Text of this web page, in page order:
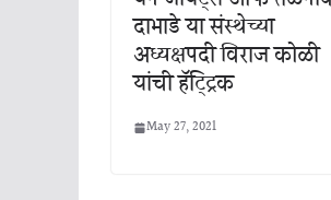
दाभाडे या संस्थेच्या
अध्यक्षपदी विराज कोळी
यांची हॅट्ट्रिक
May 27, 2021